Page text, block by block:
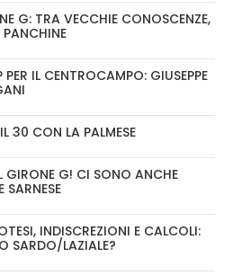
G: TRA VECCHIE CONOSCENZE,
PANCHINE
PER IL CENTROCAMPO: GIUSEPPE
30 CON LA PALMESE
GIRONE G! CI SONO ANCHE
SARNESE
INDISCREZIONI E CALCOLI:
SARDO/LAZIALE?